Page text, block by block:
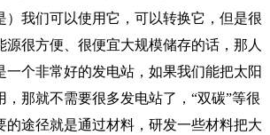
我们可以使用它，可以转换它，但是很
很方便、很便宜大规模储存的话，那人
个非常好的发电站，如果我们能把太阳
那就不需要很多发电站了，“双碳”等很
途径就是通过材料，研发一些材料把大